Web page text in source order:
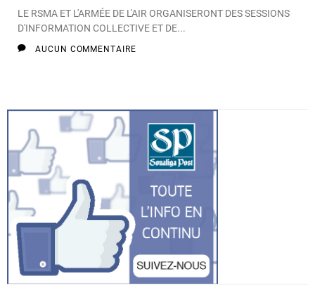
LE RSMA ET L'ARMÉE DE L'AIR ORGANISERONT DES SESSIONS
D'INFORMATION COLLECTIVE ET DE...
AUCUN COMMENTAIRE